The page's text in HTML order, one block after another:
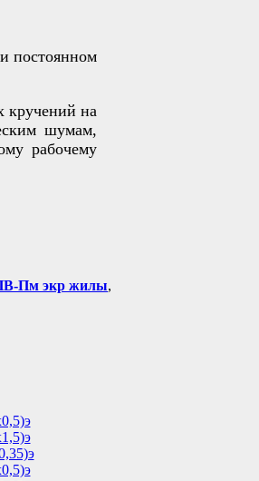
постоянном
кручений на
шумам,
рабочему
Пм экр жилы,